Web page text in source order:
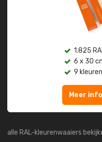
1.825
6 x 30
9
Meer
alle RAL-kleurenwaaiers